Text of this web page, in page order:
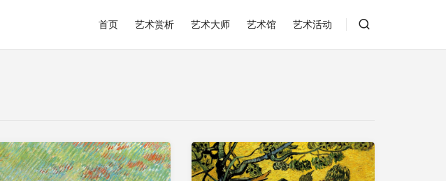
首页 艺术赏析 艺术大师 艺术馆 艺术活动